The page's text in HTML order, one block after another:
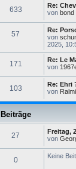
633
Re:
von bond
57
Re:
von
2025,
171
Re: Le
von
103
Re: Ehri
von
Beiträge
27
Freitag,
von
0 Keine